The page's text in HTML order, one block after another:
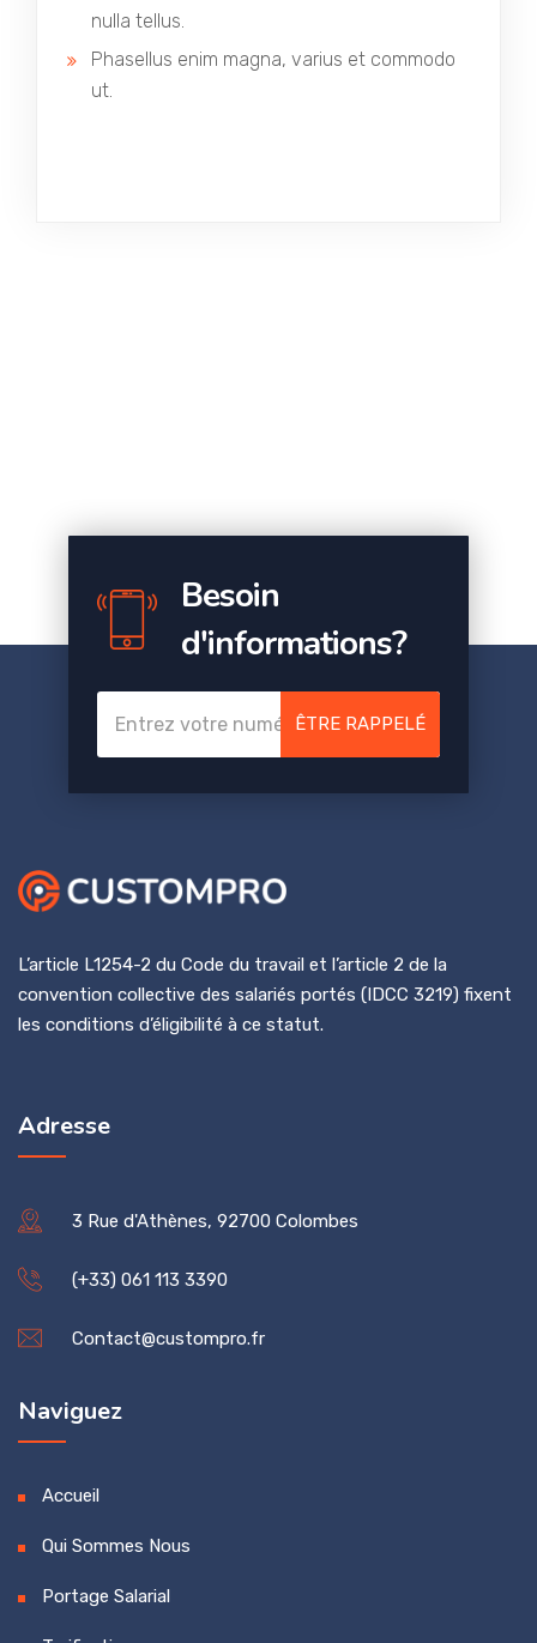
nulla tellus.
Phasellus enim magna, varius et commodo
ut.
Besoin
d'informations?
ÊTRE RAPPELÉ
L’article L1254-2 du Code du travail et l’article 2 de la
convention collective des salariés portés (IDCC 3219) fixent
les conditions d’éligibilité à ce statut.
Adresse
3 Rue d'Athènes, 92700 Colombes
(+33) 061 113 3390
Contact@custompro.fr
Naviguez
Accueil
Qui Sommes Nous
Portage Salarial